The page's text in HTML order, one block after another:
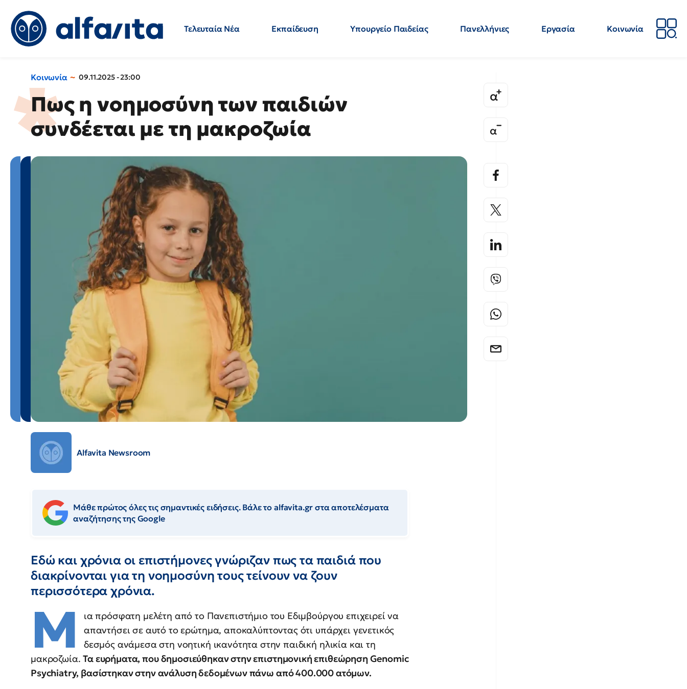
Τελευταία Νέα Εκπαίδευση Υπουργείο Παιδείας Πανελλήνιες Εργασία
Κοινωνία
Κοινωνία 09.11.2025 - 23:00
Πως η νοημοσύνη των παιδιών
συνδέεται με τη μακροζωία
Alfavita Newsroom
Μάθε πρώτος όλες τις σημαντικές ειδήσεις. Βάλε το alfavita.gr στα αποτελέσματα
αναζήτησης της Google
Εδώ και χρόνια οι επιστήμονες γνώριζαν πως τα παιδιά που
διακρίνονται για τη νοημοσύνη τους τείνουν να ζουν
περισσότερα χρόνια.
Μ
ια πρόσφατη μελέτη από το Πανεπιστήμιο του Εδιμβούργου επιχειρεί να
απαντήσει σε αυτό το ερώτημα, αποκαλύπτοντας ότι υπάρχει γενετικός
δεσμός ανάμεσα στη νοητική ικανότητα στην παιδική ηλικία και τη
μακροζωία.Τα ευρήματα, που δημοσιεύθηκαν στην επιστημονική επιθεώρηση Genomic
Psychiatry, βασίστηκαν στην ανάλυση δεδομένων πάνω από 400.000 ατόμων.